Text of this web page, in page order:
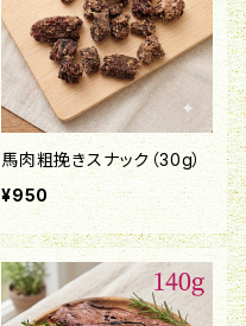
馬肉粗挽きスナック（30g）
¥950